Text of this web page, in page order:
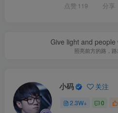
点赞 119 分享
Give light and people
照亮前方的路，
小码 关注
2.3W+ 0